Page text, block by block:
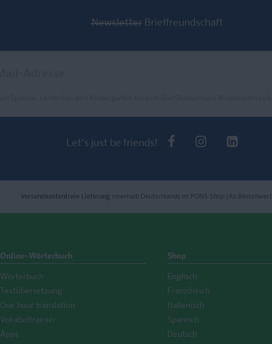
Newsletter Brieffreundschaft
Let's just be friends! PONS beiPONS bei
Versandkostenfreie Lieferung innerhalb Deutschlands im PONS Shop (Ab
Online-Wörterbuch
Wörterbuch
Textübersetzung
One hour translation
Vokabeltrainier
Apps
Shop
Englisch
Französisch
Italienisch
Spanisch
Deutsch